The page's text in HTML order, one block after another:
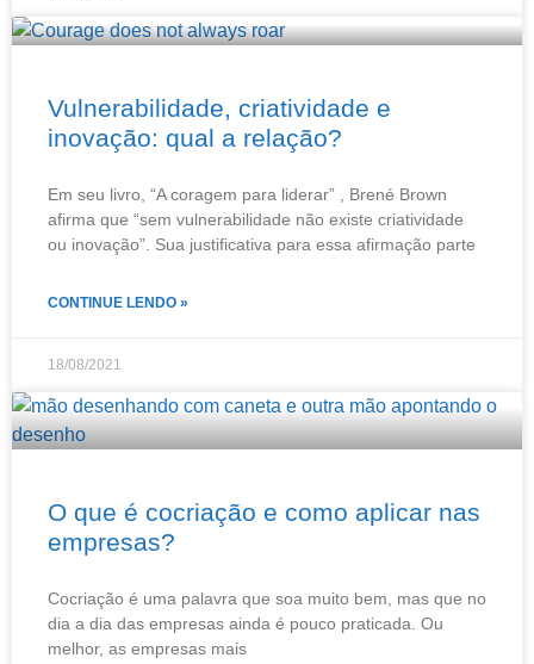
Vulnerabilidade, criatividade e
inovação: qual a relação?
Em seu livro, “A coragem para liderar” , Brené Brown
afirma que “sem vulnerabilidade não existe criatividade
ou inovação”. Sua justificativa para essa afirmação parte
CONTINUE LENDO »
18/08/2021
O que é cocriação e como aplicar nas
empresas?
Cocriação é uma palavra que soa muito bem, mas que no
dia a dia das empresas ainda é pouco praticada. Ou
melhor, as empresas mais